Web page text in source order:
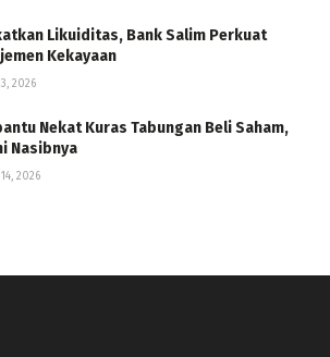
Likuiditas, Bank Salim Perkuat
Kekayaan
2026
Nekat Kuras Tabungan Beli Saham,
Nasibnya
14, 2026